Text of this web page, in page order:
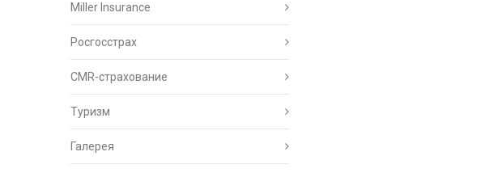
Miller Insurance
Росгосстрах
CMR-страхование
Туризм
Галерея